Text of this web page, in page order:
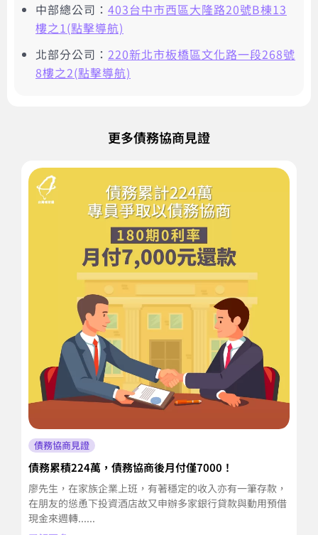
中部總公司： 403台中市西區大隆路20號B棟13
樓之1(點擊導航)
北部分公司： 220新北市板橋區文化路一段268號
8樓之2(點擊導航)
更多債務協商見證
債務協商見證
債務累積224萬，債務協商後月付僅7000！
廖先生，在家族企業上班，有著穩定的收入亦有一筆存款，
在朋友的慫恿下投資酒店故又申辦多家銀行貸款與動用預借
現金來週轉......